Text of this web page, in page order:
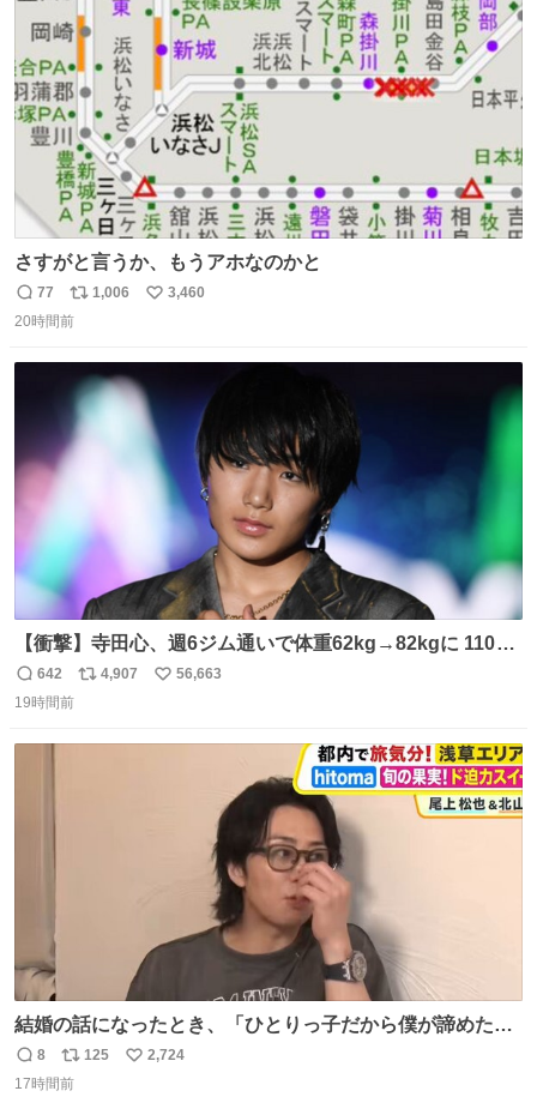
数
さすがと言うか、もうアホなのかと
返
信
77
リ
ポ
ト
数
1,006
い
3,460
20時間前
【衝撃】寺田心、週6ジム通いで体重62kg→82kgに 110kg
のベンチプレス持ち上げる姿披露
news.livedoor.com/article/detail… 元々自重のみだった
のためおにぎり10個、ゼリー飲料3～4本、パスタと毎日4
千kcalオーバーの食事を摂取し、増量したという。
返
信
642
リ
4,907
い
56,663
19時間前
結婚の話になったとき、「ひとりっ子だから僕が諦めた瞬
間に一族が潰える」「死ぬとき1人とか嫌」だから結婚願
望は"ある"って答えたものの、結局「（結婚は）向いてね
返
信
8
リ
ポ
125
い
2,724
17時間前